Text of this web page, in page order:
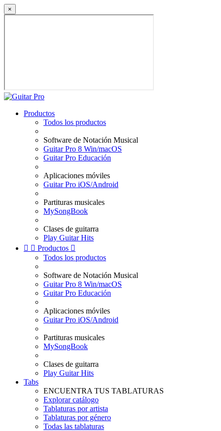
×
Productos
Todos los productos
Software de Notación Musical
Guitar Pro 8 Win/macOS
Guitar Pro Educación
Aplicaciones móviles
Guitar Pro iOS/Android
Partituras musicales
MySongBook
Clases de guitarra
Play Guitar Hits
  Productos 
Todos los productos
Software de Notación Musical
Guitar Pro 8 Win/macOS
Guitar Pro Educación
Aplicaciones móviles
Guitar Pro iOS/Android
Partituras musicales
MySongBook
Clases de guitarra
Play Guitar Hits
Tabs
ENCUENTRA TUS TABLATURAS
Explorar catálogo
Tablaturas por artista
Tablaturas por género
Todas las tablaturas